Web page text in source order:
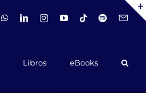
WhatsApp
LinkedInInstagramYouTubeTiktokSpotify
Libros eBooks